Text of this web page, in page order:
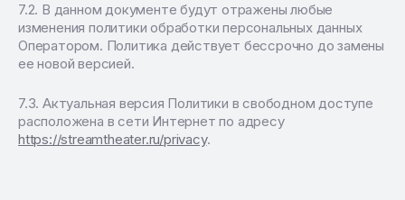
В данном документе будут отражены любые
изменения политики обработки персональных данных
Оператором. Политика действует бессрочно до замены
ее новой версией.
Актуальная версия Политики в свободном доступе
расположена в сети Интернет по адресу
https://streamtheater.ru/privacy.